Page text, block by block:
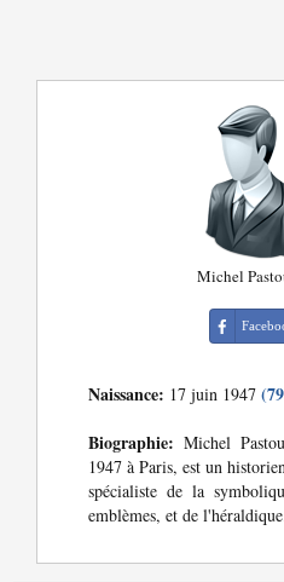
Michel
Naissance: 17 juin 1947
Biographie: Michel
1947 à Paris, est un
spécialiste de la
emblèmes, et de